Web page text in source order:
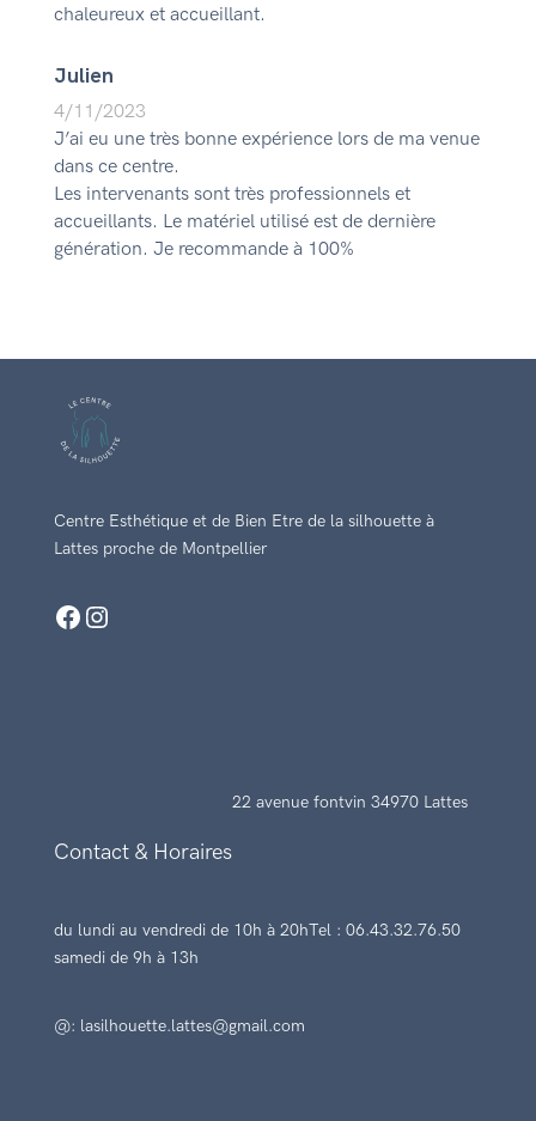
chaleureux et accueillant.
Julien
4/11/2023
J’ai eu une très bonne expérience lors de ma venue
dans ce centre.
Les intervenants sont très professionnels et
accueillants. Le matériel utilisé est de dernière
génération. Je recommande à 100%
Centre Esthétique et de Bien Etre de la silhouette à
Lattes proche de Montpellier
Facebook
Instagram
Contact & Horaires
22 avenue fontvin 34970 Lattes
du lundi au vendredi de 10h à 20h
samedi de 9h à 13h
Tel : 06.43.32.76.50
@: lasilhouette.lattes@gmail.com